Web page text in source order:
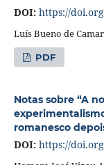
DOI: https://
Luís Bueno de
PDF
Notas sobre “A
romanesco
DOI: https://